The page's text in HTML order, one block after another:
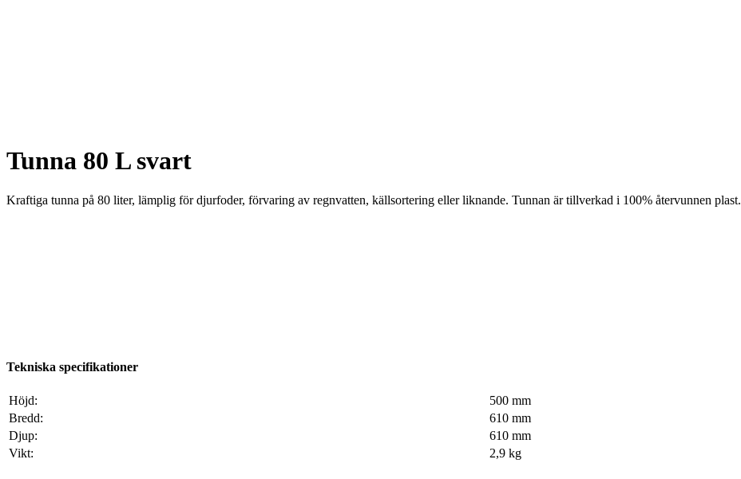
Tunna 80 L svart
Kraftiga tunna på 80 liter, lämplig för djurfoder, förvaring av regnvatten, källsortering eller liknande. Tunnan är tillverkad i 100% återvunnen plast.
Tekniska specifikationer
Höjd:
500 mm
Bredd:
610 mm
Djup:
610 mm
Vikt:
2,9 kg